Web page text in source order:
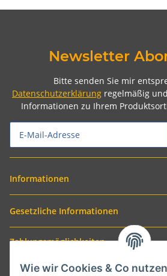
Newsletter
Bitte senden Sie mir
Datenschutzerklärung regelmäßig
Informationen zu Ihrem
Informationen
Gesetzliche Informationen
Zahlungsmöglichkeiten
Wie wir Cookies & Co nutzen